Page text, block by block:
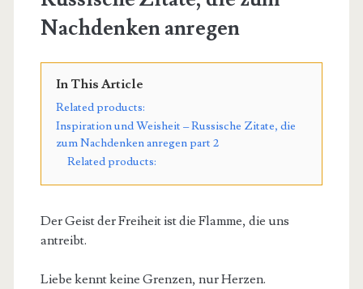
Nachdenken anregen
In This Article
Related products:
Inspiration und Weisheit – Russische Zitate, die
zum Nachdenken anregen part 2
Related products:
Der Geist der Freiheit ist die Flamme, die uns
antreibt.
Liebe kennt keine Grenzen, nur Herzen.